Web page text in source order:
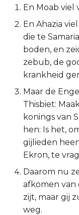
2 Koningen 1:9-18
Lukas
Johannes
Handelingen
1 Korinthe
2 Korinthe
Galaten
Éfeze
Filipenzen
En Moab viel
En Ahazia
die te
boden, en
zebub, de
krankheid
Maar de
Thisbiet:
konings van
hen: Is het,
gijlieden
Ekron, te
Daarom nu
afkomen van
zijt, maar gij
weg.